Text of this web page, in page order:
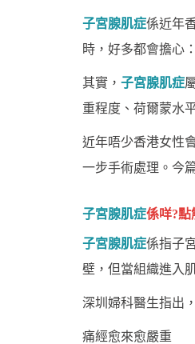
子宮腺肌症係近年
時，好多都會擔心
其實， 子宮腺肌症
重程度、荷爾蒙水
近年唔少香港女性
一步手術處理。今
子宮腺肌症係咩?點
子宮腺肌症係指子
壁，但當組織進入
深圳婦科醫生指出
痛經愈來愈嚴重